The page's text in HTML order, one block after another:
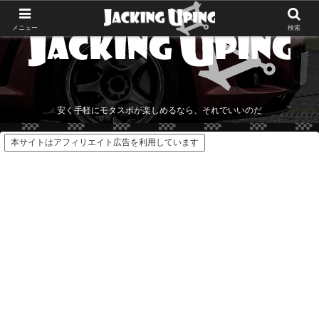
安く手軽にモタスポが楽しめるなら、それでいいのだ
本サイトはアフィリエイト広告を利用しています
メニュー 検索